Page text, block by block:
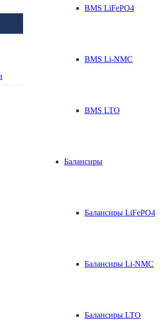
BMS LiFePO4
BMS Li-NMC
BMS LTO
Балансиры
Балансиры LiFePO4
Балансиры Li-NMC
Балансиры LTO